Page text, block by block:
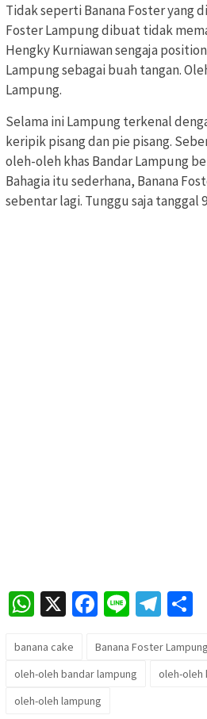
Tidak seperti Banana Foster yang
Foster Lampung dibuat tidak
Hengky Kurniawan sengaja
Lampung sebagai buah tangan.
Lampung.
Selama ini Lampung terkenal
keripik pisang dan pie pisang.
oleh-oleh khas Bandar Lampung
Bahagia itu sederhana, Banana
sebentar lagi. Tunggu saja tanggal
WhatsApp
X Facebook
Line
banana cake
Banana Foster Lampung
oleh-oleh bandar lampung
oleh-oleh
oleh-oleh lampung